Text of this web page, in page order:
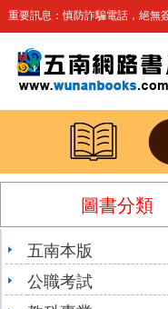
重要訊息：慎防詐騙電話，絕無
圖書分類
五南本版
公職考試